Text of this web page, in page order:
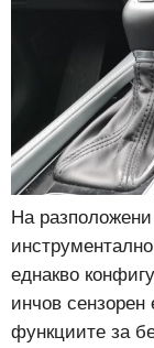
На
еднакво
инчов сензорен
функциите за